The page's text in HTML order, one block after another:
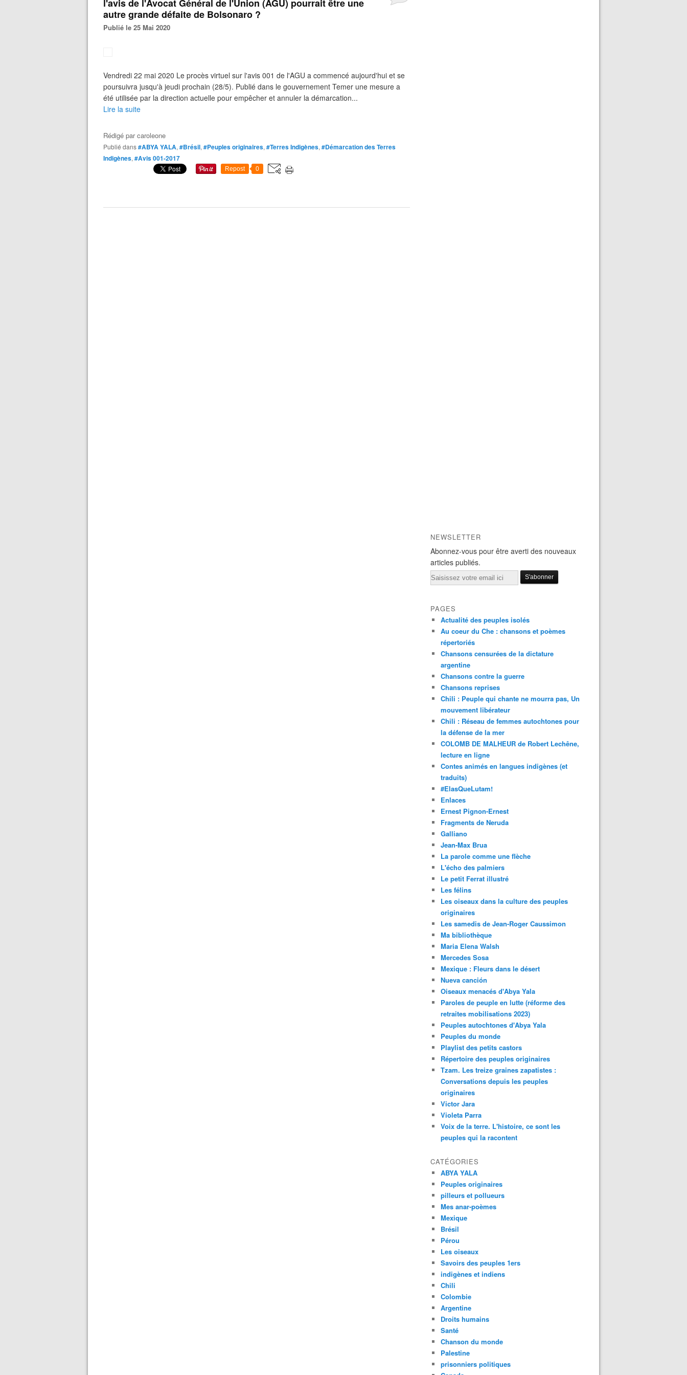
l'avis de l'Avocat Général de l'Union (AGU) pourrait être une
autre grande défaite de Bolsonaro ?
Publié le 25 Mai 2020
Vendredi 22 mai 2020 Le procès virtuel sur l'avis 001 de l'AGU a commencé aujourd'hui et se
poursuivra jusqu'à jeudi prochain (28/5). Publié dans le gouvernement Temer une mesure a
été utilisée par la direction actuelle pour empêcher et annuler la démarcation...
Lire la suite
Rédigé parcaroleone
Publié dans#ABYA YALA, #Brésil, #Peuples originaires, #Terres Indigènes, #Démarcation des Terres
Indigènes, #Avis 001-2017
Repost 0
NEWSLETTER
Abonnez-vous pour être averti des nouveaux
articles publiés.
Email
PAGES
Actualité des peuples isolés
Au coeur du Che : chansons et poèmes
répertoriés
Chansons censurées de la dictature
argentine
Chansons contre la guerre
Chansons reprises
Chili : Peuple qui chante ne mourra pas, Un
mouvement libérateur
Chili : Réseau de femmes autochtones pour
la défense de la mer
COLOMB DE MALHEUR de Robert Lechêne,
lecture en ligne
Contes animés en langues indigènes (et
traduits)
#ElasQueLutam!
Enlaces
Ernest Pignon-Ernest
Fragments de Neruda
Galliano
Jean-Max Brua
La parole comme une flèche
L'écho des palmiers
Le petit Ferrat illustré
Les félins
Les oiseaux dans la culture des peuples
originaires
Les samedis de Jean-Roger Caussimon
Ma bibliothèque
Maria Elena Walsh
Mercedes Sosa
Mexique : Fleurs dans le désert
Nueva canción
Oiseaux menacés d'Abya Yala
Paroles de peuple en lutte (réforme des
retraites mobilisations 2023)
Peuples autochtones d'Abya Yala
Peuples du monde
Playlist des petits castors
Répertoire des peuples originaires
Tzam. Les treize graines zapatistes :
Conversations depuis les peuples
originaires
Victor Jara
Violeta Parra
Voix de la terre. L'histoire, ce sont les
peuples qui la racontent
CATÉGORIES
ABYA YALA
Peuples originaires
pilleurs et pollueurs
Mes anar-poèmes
Mexique
Brésil
Pérou
Les oiseaux
Savoirs des peuples 1ers
indigènes et indiens
Chili
Colombie
Argentine
Droits humains
Santé
Chanson du monde
Palestine
prisonniers politiques